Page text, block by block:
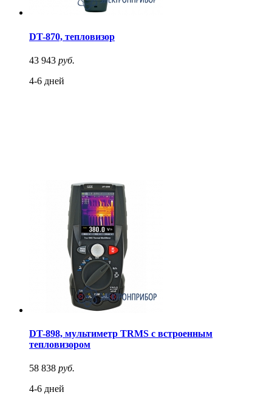
DT-870, тепловизор
43 943 руб.
4-6 дней
DT-898, мультиметр TRMS с встроенным
тепловизором
58 838 руб.
4-6 дней